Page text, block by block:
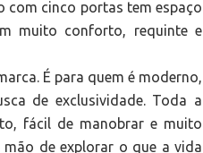
com cinco portas tem espaço
muito conforto, requinte e
É para quem é moderno,
de exclusividade. Toda a
fácil de manobrar e muito
de explorar o que a vida